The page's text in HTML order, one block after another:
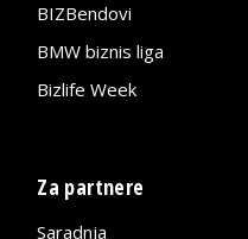
BIZBendovi
BMW biznis liga
Bizlife Week
Za partnere
Saradnja